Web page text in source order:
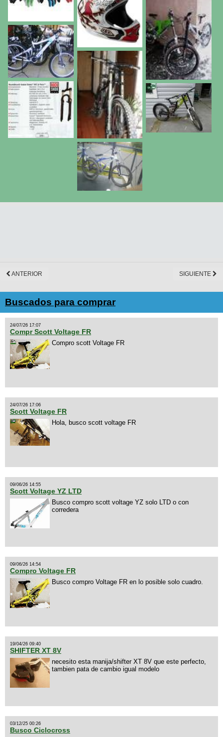
ANTERIOR SIGUIENTE
Buscados para comprar
24/07/26 17:07
Compr Scott Voltage FR
Compro scott Voltage FR
24/07/26 17:06
Scott Voltage FR
Hola, busco scott voltage FR
09/06/26 14:55
Scott Voltage YZ LTD
Busco compro scott voltage YZ solo LTD o con
corredera
09/06/26 14:54
Compro Voltage FR
Busco compro Voltage FR en lo posible solo cuadro.
19/04/26 09:40
SHIFTER XT 8V
necesito esta manija/shifter XT 8V que este perfecto,
tambien pata de cambio igual modelo
03/12/25 00:26
Busco Ciclocross